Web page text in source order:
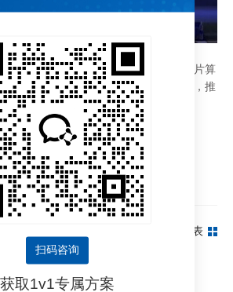
可重构数据流技术持续探索人工智能芯片算
更好用的算力产品及人工智能解决方案，推
应用场景落地。
返回列表
扫码咨询
获取1v1专属方案